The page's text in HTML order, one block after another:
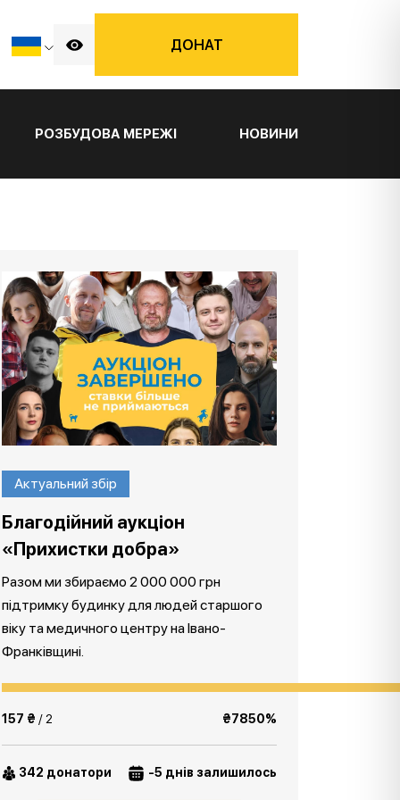
ДОНАТ
РОЗБУДОВА МЕРЕЖІ НОВИНИ
Актуальний збір
Благодійний аукціон
«Прихистки добра»
Разом ми збираємо 2 000 000 грн
підтримку будинку для людей старшого
віку та медичного центру на Івано-
Франківщині.
157 ₴ / 2 ₴7850%
342 донатори -5 днів залишилось